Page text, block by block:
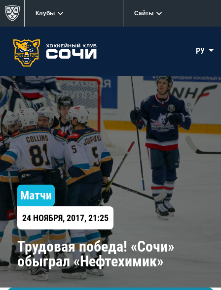
Клубы Сайты
РУ
Матчи
24 НОЯБРЯ, 2017, 21:25
Трудовая победа! «Сочи»
обыграл «Нефтехимик»